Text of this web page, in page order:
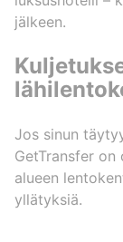
jälkeen.
Jos sinun
GetTransfer
alueen
yllätyksiä.